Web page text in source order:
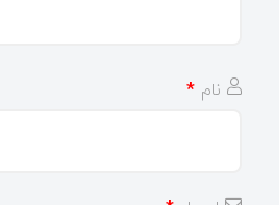
نام *